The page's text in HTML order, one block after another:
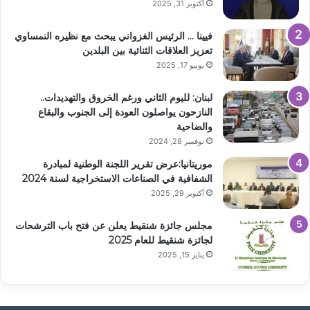
أكتوبر 31, 2025
فيينا … الرئيس الغزواني يبحث مع نظيره النمساوي
تعزيز العلاقات الثنائية بين البلدين
يونيو 17, 2025
لبنان: لليوم الثاني ورغم الخروق والتهديدات..
النازحون يواصلون العودة إلى الجنوب والبقاع
والضاحية
نوفمبر 28, 2024
موريتانيا:عرض تقرير اللجنة الوطنية لمبادرة
الشفافية في الصناعات الاستخراجية لسنة 2024
أكتوبر 29, 2025
مجلس جائزة شنقيط يعلن عن فتح باب الترشحات
لجائزة شنقيط للعام 2025
يناير 15, 2025